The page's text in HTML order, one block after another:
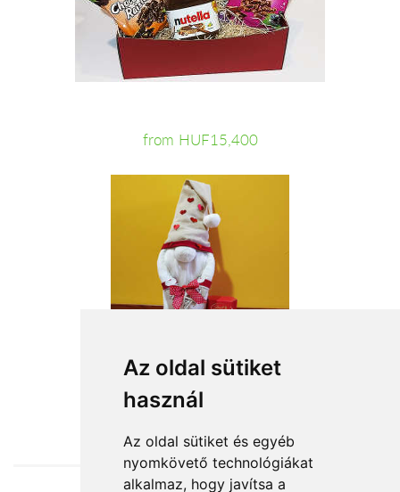
Az oldal sütiket
használ
Az oldal sütiket és egyéb
nyomkövető technológiákat
alkalmaz, hogy javítsa a
from HUF15,400
from HUF19,680